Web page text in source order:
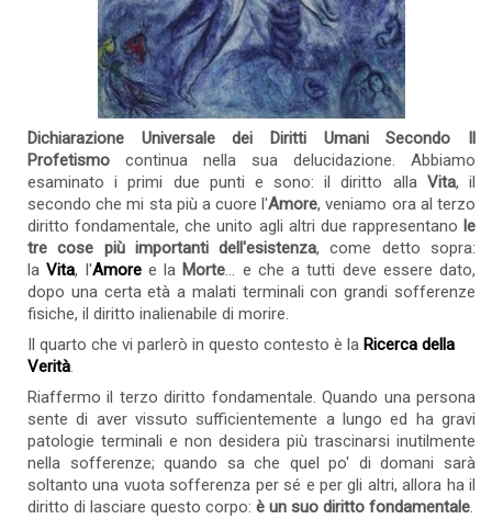
Dichiarazione Universale dei Diritti Umani Secondo Il
Profetismo continua nella sua delucidazione. Abbiamo
esaminato i primi due punti e sono: il diritto alla Vita, il
secondo che mi sta più a cuore l'Amore, veniamo ora al terzo
diritto fondamentale, che unito agli altri due rappresentano le
tre cose più importanti dell'esistenza, come detto sopra:
laVita, l'Amoree la Morte... e che a tutti deve essere dato,
dopo una certa età a malati terminali con grandi sofferenze
fisiche, il diritto inalienabile di morire.
Il quarto che vi parlerò in questo contesto è la Ricerca della
Verità.
Riaffermo il terzo diritto fondamentale. Quando una persona
sente di aver vissuto sufficientemente a lungo ed ha gravi
patologie terminali e non desidera più trascinarsi inutilmente
nella sofferenze; quando sa che quel po' di domani sarà
soltanto una vuota sofferenza per sé e per gli altri, allora ha il
diritto di lasciare questo corpo: è un suo diritto fondamentale.